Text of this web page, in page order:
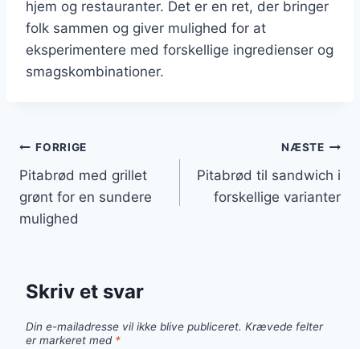
hjem og restauranter. Det er en ret, der bringer
folk sammen og giver mulighed for at
eksperimentere med forskellige ingredienser og
smagskombinationer.
Indlægsnavigation
FORRIGE
Pitabrød med grillet
grønt for en sundere
mulighed
NÆSTE
Pitabrød til sandwich i
forskellige varianter
Skriv et svar
Din e-mailadresse vil ikke blive publiceret. Krævede felter
er markeret med *